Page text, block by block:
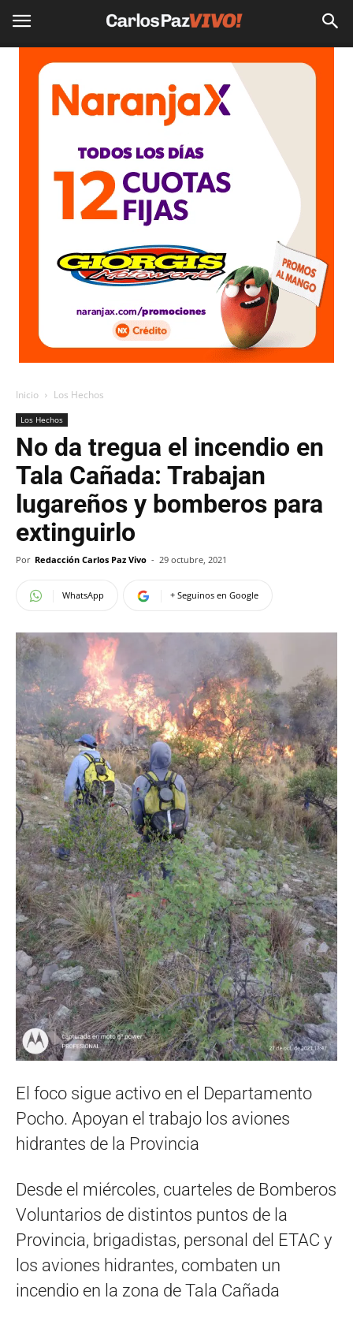
Inicio Los Hechos
Los Hechos
No da tregua el incendio en
Tala Cañada: Trabajan
lugareños y bomberos para
extinguirlo
Por Redacción Carlos Paz Vivo - 29 octubre, 2021
WhatsApp + Seguinos en Google
El foco sigue activo en el Departamento
Pocho. Apoyan el trabajo los aviones
hidrantes de la Provincia
Desde el miércoles, cuarteles de Bomberos
Voluntarios de distintos puntos de la
Provincia, brigadistas, personal del ETAC y
los aviones hidrantes, combaten un
incendio en la zona de Tala Cañada